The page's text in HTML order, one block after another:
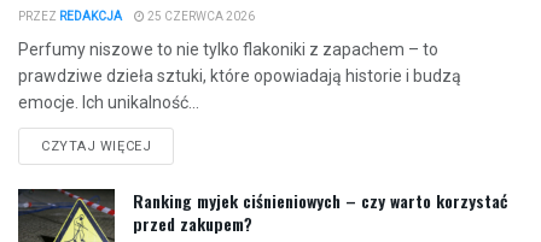
PRZEZ REDAKCJA 25 CZERWCA 2026
Perfumy niszowe to nie tylko flakoniki z zapachem – to
prawdziwe dzieła sztuki, które opowiadają historie i budzą
emocje. Ich unikalność...
CZYTAJ WIĘCEJ
Ranking myjek ciśnieniowych – czy warto korzystać
przed zakupem?